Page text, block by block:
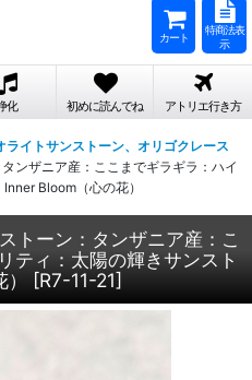
カート
特商法表
示
化 初めに読んでね アトリエ行き方
ライトサンストーン、オリゴクレース
ンザニア産：ここまでギラギラ：ハイ
Bloom（心の花）
ーン：タンザニア産：こ
ティ：太陽の輝きサンスト
[R7-11-21]